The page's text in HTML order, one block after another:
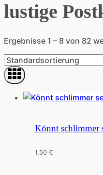
lustige
Ergebnisse 1 – 8 von 82
Könnt schlimmer
1,50 €